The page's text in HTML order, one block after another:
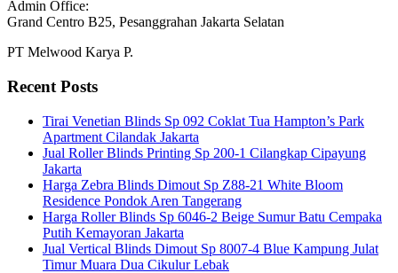
Admin Office:
Grand Centro B25, Pesanggrahan Jakarta Selatan
PT Melwood Karya P.
Recent Posts
Tirai Venetian Blinds Sp 092 Coklat Tua Hampton’s Park
Apartment Cilandak Jakarta
Jual Roller Blinds Printing Sp 200-1 Cilangkap Cipayung
Jakarta
Harga Zebra Blinds Dimout Sp Z88-21 White Bloom
Residence Pondok Aren Tangerang
Harga Roller Blinds Sp 6046-2 Beige Sumur Batu Cempaka
Putih Kemayoran Jakarta
Jual Vertical Blinds Dimout Sp 8007-4 Blue Kampung Julat
Timur Muara Dua Cikulur Lebak